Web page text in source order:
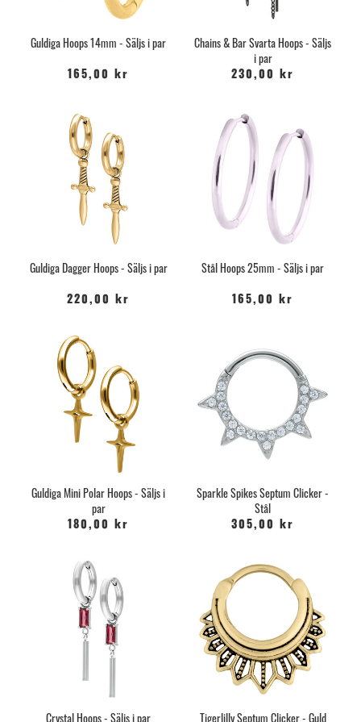
Guldiga Hoops 14mm - Säljs i par
165,00 kr
Chains & Bar Svarta Hoops - Säljs
i par
230,00 kr
Guldiga Dagger Hoops - Säljs i par
220,00 kr
Stål Hoops 25mm - Säljs i par
165,00 kr
Guldiga Mini Polar Hoops - Säljs i
par
180,00 kr
Sparkle Spikes Septum Clicker -
Stål
305,00 kr
Crystal Hoops - Säljs i par Tigerlilly Septum Clicker - Guld